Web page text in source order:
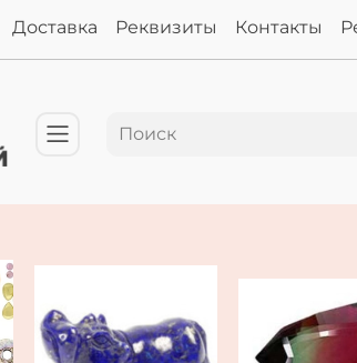
Доставка Реквизиты Контакты